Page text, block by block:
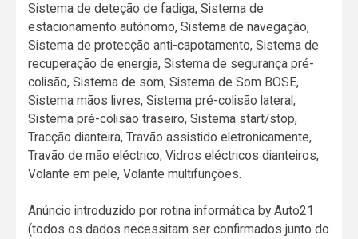
Sistema de deteção de fadiga, Sistema de
estacionamento autónomo, Sistema de navegação,
Sistema de protecção anti-capotamento, Sistema de
recuperação de energia, Sistema de segurança pré-
colisão, Sistema de som, Sistema de Som BOSE,
Sistema mãos livres, Sistema pré-colisão lateral,
Sistema pré-colisão traseiro, Sistema start/stop,
Tracção dianteira, Travão assistido eletronicamente,
Travão de mão eléctrico, Vidros eléctricos dianteiros,
Volante em pele, Volante multifunções.
Anúncio introduzido por rotina informática by Auto21
(todos os dados necessitam ser confirmados junto do